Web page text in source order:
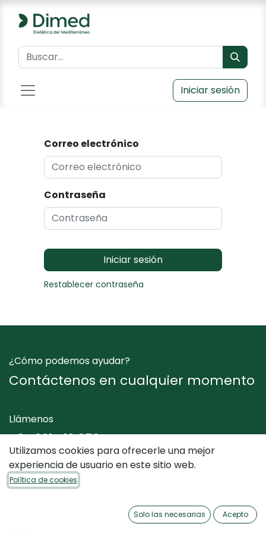
Iniciar sesión
Correo electrónico
Contraseña
Iniciar sesión
Restablecer contraseña
¿Cómo podemos ayudar?
Contáctenos en cualquier momento
Llámenos
+34 961 412 050
Envíenos un mensaje
Utilizamos cookies para ofrecerle una mejor
experiencia de usuario en este sitio web.
Política de cookies
Solo las necesarias Acepto